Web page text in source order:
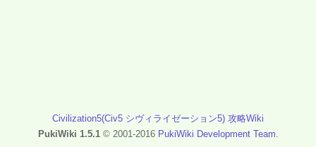
Civilization5(Civ5 シヴィライゼーション5) 攻略Wiki
PukiWiki 1.5.1© 2001-2016 PukiWiki Development Team.